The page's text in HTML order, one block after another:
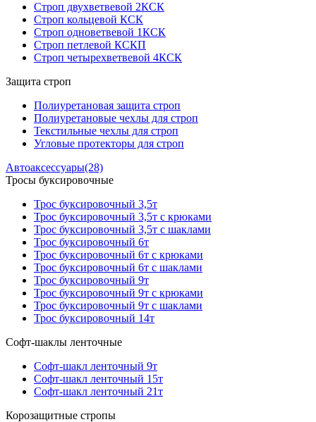
Строп двухветвевой 2КСК
Строп кольцевой КСК
Строп одноветвевой 1КСК
Строп петлевой КСКП
Строп четырехветвевой 4КСК
Защита строп
Полиуретановая защита строп
Полиуретановые чехлы для строп
Текстильные чехлы для строп
Угловые протекторы для строп
Автоаксессуары(28)
Тросы буксировочные
Трос буксировочный 3,5т
Трос буксировочный 3,5т с крюками
Трос буксировочный 3,5т с шаклами
Трос буксировочный 6т
Трос буксировочный 6т с крюками
Трос буксировочный 6т с шаклами
Трос буксировочный 9т
Трос буксировочный 9т с крюками
Трос буксировочный 9т с шаклами
Трос буксировочный 14т
Софт-шаклы ленточные
Софт-шакл ленточный 9т
Софт-шакл ленточный 15т
Софт-шакл ленточный 21т
Корозащитные стропы